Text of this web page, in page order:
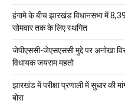
हंगामे के बीच झारखंड विधानसभा में
सोमवार तक के लिए स्थगित
जेपीएससी-जेएसएससी मुद्दे पर अनोखा
विधायक जयराम महतो
झारखंड में परीक्षा प्रणाली में सुधार की
बोरा